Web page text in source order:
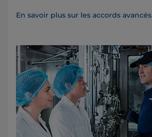
En savoir plus sur les accords avancés